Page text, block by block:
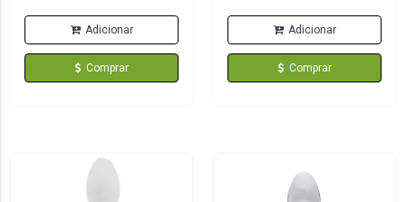
Adicionar
Comprar
Adicionar
Comprar